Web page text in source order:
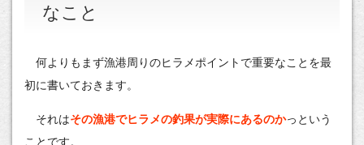
なこと
何よりもまず漁港周りのヒラメポイントで重要なことを最
初に書いておきます。
それはその漁港でヒラメの釣果が実際にあるのかっという
ことです。